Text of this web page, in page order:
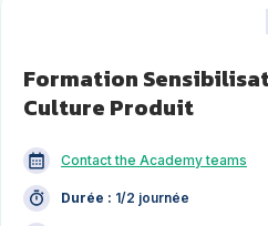
Formation
Culture Produit
Contact the Academy teams
Durée : 1/2 journée